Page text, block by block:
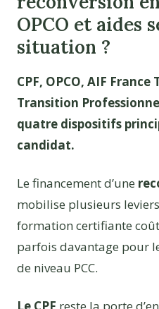
OPCO et aides
situation ?
CPF, OPCO, AIF
Transition
quatre dispositifs
candidat.
Le financement d’une
mobilise plusieurs
formation certifiante
parfois davantage pour
de niveau PCC.
Le CPF reste la porte